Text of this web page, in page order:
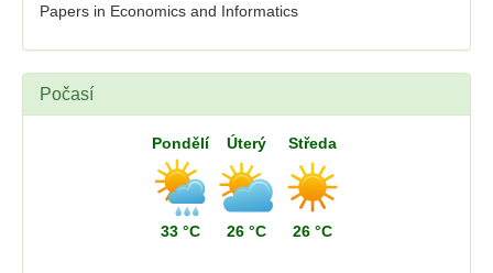
Papers in Economics and Informatics
Počasí
Pondělí
33 °C
Úterý
26 °C
Středa
26 °C